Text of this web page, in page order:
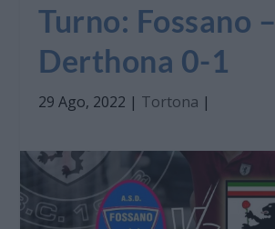
Turno: Fossano –
Derthona 0-1
29 Ago, 2022 | Tortona |